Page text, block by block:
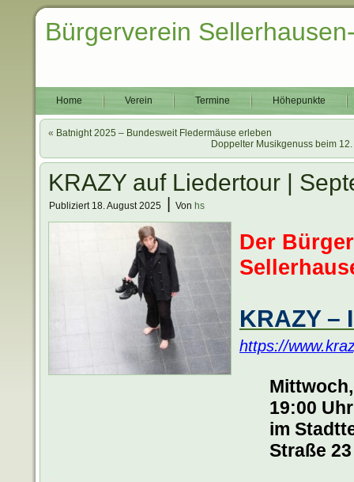
Bürgerverein
Home Verein Termine Höhepunkte
« Batnight 2025 – Bundesweit Fledermäuse erleben
Doppelter Musikgenuss beim
KRAZY auf Liedertour |
Publiziert 18. August 2025 Von hs
.
Der
.
KRAZY –
https://
.
19:00 Uhr
im
Straße 23
.